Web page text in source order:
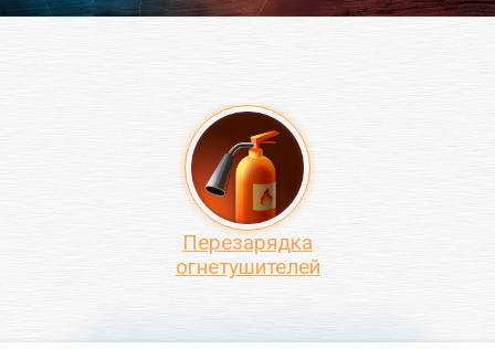
Перезарядка
огнетушителей